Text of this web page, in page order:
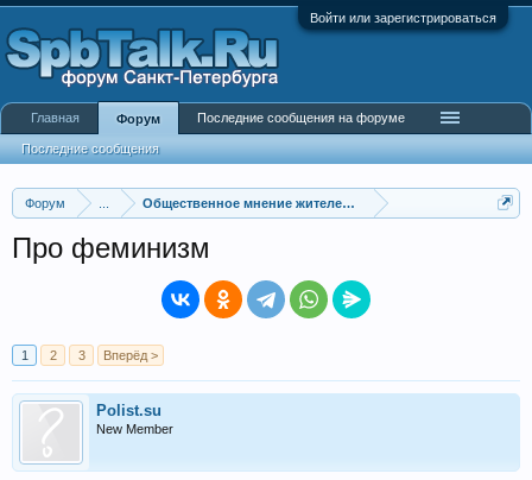
Войти или зарегистрироваться
Форум Общественное мнение жителей города
Про феминизм
1 2 3 Вперёд >
Polist.su
New Member
Главная Форум
Последние сообщения
Последние сообщения на форуме